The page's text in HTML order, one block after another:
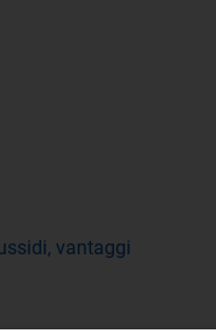
vantaggi